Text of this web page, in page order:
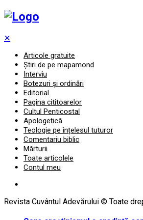
✕
Articole gratuite
Știri de pe mapamond
Interviu
Botezuri și ordinări
Editorial
Pagina cititoarelor
Cultul Penticostal
Apologetică
Teologie pe înțelesul tuturor
Comentariu biblic
Mărturii
Toate articolele
Contul meu
Revista Cuvântul Adevărului © Toate